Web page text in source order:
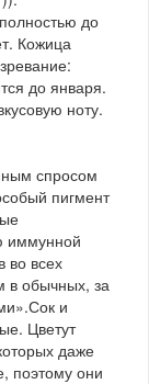
до
Кожица
до января.
ноту.
спросом
пигмент
иммунной
во всех
в обычных, за
и
Цветут
даже
поэтому они